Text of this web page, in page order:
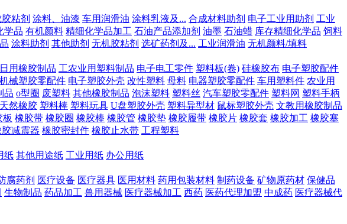
粘剂 涂料、油漆 车用润滑油 涂料乳液及... 合成材料助剂 电子工业用助剂 工业
学品 有机颜料 精细化学品加工 石油产品添加剂 油墨 石油蜡 库存精细化学品 饲料
涂料助剂 其他助剂 无机胶粘剂 选矿药剂及... 工业润滑油 无机颜料/填料
用橡胶制品 工农业用塑料制品 电子电工零件 塑料板(卷) 硅橡胶布 电子塑胶配件
机械塑胶零配件 电子塑胶外壳 改性塑料 母料 电器塑胶零配件 车用塑料件 农业用
品 o型圈 废塑料 其他橡胶制品 泡沫塑料 塑料丝 汽车塑胶零配件 塑料网 塑料手柄
天然橡胶 塑料棒 塑料玩具 U盘塑胶外壳 塑料异型材 鼠标塑胶外壳 文教用橡胶制品
板 橡胶带 橡胶圈 橡胶棒 橡胶管 橡胶垫 橡胶履带 橡胶片 橡胶套 橡胶加工 橡胶塞
胶减震器 橡胶密封件 橡胶止水带 工程塑料
纸 其他用途纸 工业用纸 办公用纸
腐药剂 医疗设备 医疗器具 医用材料 药用包装材料 制药设备 矿物原药材 保健品
生物制品 药品加工 兽用器械 医疗器械加工 西药 医药代理加盟 中成药 医疗器械代